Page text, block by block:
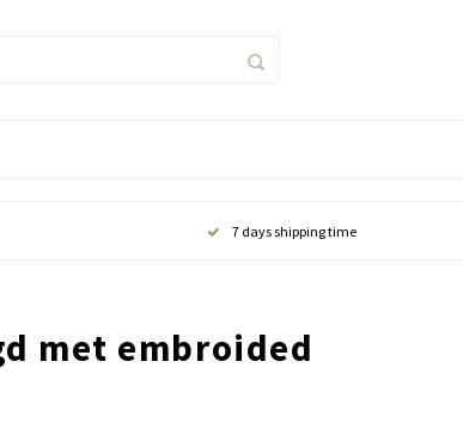
7 days shipping time
met embroided